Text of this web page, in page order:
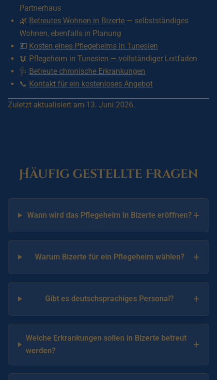
Partnerhaus
🌿 Betreutes Wohnen in Bizerte — selbstständiges
Wohnen, ebenfalls in Planung
💶 Kosten eines Pflegeheims in Tunesien
📖 Pflegeheim in Tunesien — vollständiger Leitfaden
🩺 Betreute chronische Erkrankungen
📞 Kontakt für ein kostenloses Angebot
Zuletzt aktualisiert am 13. Juni 2026.
Häufig gestellte Fragen
Wann wird das Pflegeheim in Bizerte eröffnen? +
Warum Bizerte für ein Pflegeheim wählen? +
Gibt es deutschsprachiges Personal? +
Welche Erkrankungen sollen in Bizerte betreut
werden?
+